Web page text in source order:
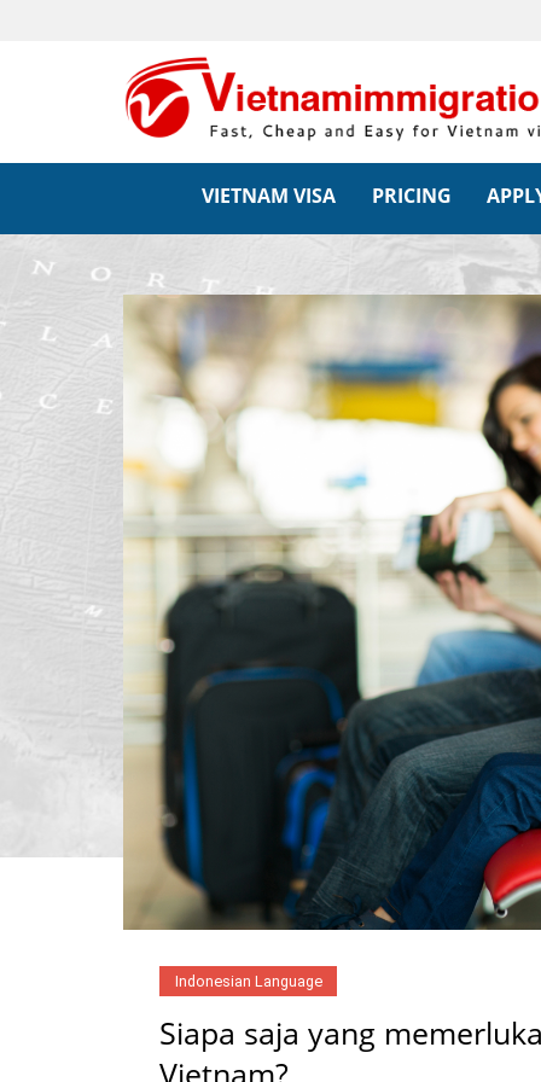
VIETNAM VISA PRICING
Indonesian Language
Siapa saja yang
Vietnam?